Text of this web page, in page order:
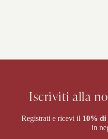
Iscriviti alla
Registrati e ricevi il 10% di
in